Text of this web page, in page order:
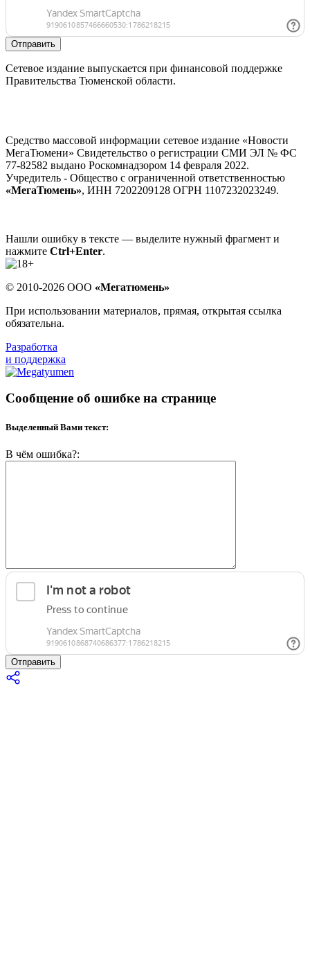
Отправить
Сетевое издание выпускается при финансовой поддержке
Правительства Тюменской области.
Средство массовой информации сетевое издание «Новости
МегаТюмени» Свидетельство о регистрации СМИ ЭЛ № ФС
77-82582 выдано Роскомнадзором 14 февраля 2022.
Учредитель - Общество с ограниченной ответственностью
«МегаТюмень», ИНН 7202209128 ОГРН 1107232023249.
Нашли ошибку в тексте — выделите нужный фрагмент и
нажмите Ctrl+Enter.
© 2010-2026 ООО «Мегатюмень»
При использовании материалов, прямая, открытая ссылка
обязательна.
Разработка
и поддержка
Сообщение об ошибке на странице
Выделенный Вами текст:
В чём ошибка?:
Отправить